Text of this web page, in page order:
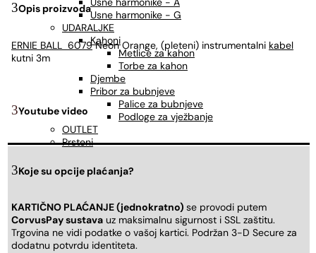
Usne harmonike - G
UDARALJKE
Kahoni
Metlice za kahon
Torbe za kahon
Djembe
Pribor za bubnjeve
Palice za bubnjeve
Podloge za vježbanje
OUTLET
Prsteni
Opis proizvoda
ERNIE BALL 6079Neon Orange, (pleteni) instrumentalni kabel
kutni 3m
Youtube video
Koje su opcije plaćanja?
KARTIČNO PLAĆANJE (jednokratno) se provodi putem
CorvusPay sustava uz maksimalnu sigurnost i SSL zaštitu.
Trgovina ne vidi podatke o vašoj kartici. Podržan 3-D Secure za
dodatnu potvrdu identiteta.